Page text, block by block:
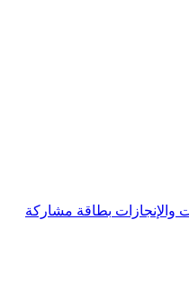
والإنجازات بطاقة مشاركة